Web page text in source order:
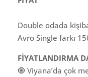
Double odada
Avro Single farkı
FİYATLANDIRMA
🧿 Viyana’da çok